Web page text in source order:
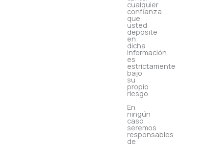
cualquier
confianza
que
usted
deposite
en
dicha
información
es
estrictamente
bajo
su
propio
riesgo.
En
ningún
caso
seremos
responsables
de